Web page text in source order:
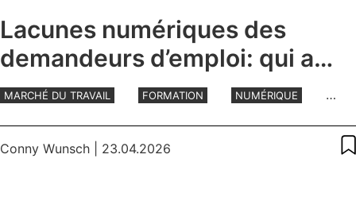
Lacunes numériques des
demandeurs d’emploi: qui a
besoin de soutien?
MARCHÉ DU TRAVAIL FORMATION
NUMÉRIQUE
Conny Wunsch | 23.04.2026